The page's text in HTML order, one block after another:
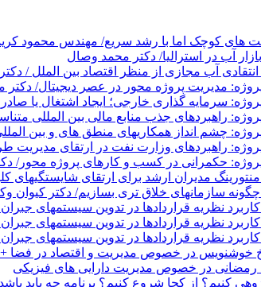
های کوچک اما با رشد سریع/ مهندس محمود
آب در استرالیا/ دکتر محمد وصال
آب مجازی از منظر اقتصاد بین الملل /
مدیریت پروژه محور در عصر دیجیتال/ دکتر
سرمایه گذاری خارجی؛ ایجاد اشتغال یا
راهبردهای جذب منابع مالی بین المللی
چشم انداز همکاریهای منطق های و بین
راهبردهای وزارت نفت در ارتقای مدیریت
حکمرانی در کسب و کارهای پروژه محور/
مدیران ارشد برای ارتقای شایستگیهای
سازمانهای خلاق تری بسازیم/ دکتر کیوان
نظریه قراردادها در تدوین سیستمهای
نظریه قراردادها در تدوین سیستمهای
نظریه قراردادها در تدوین سیستمهای
خوشنویس در خصوص مدیریت و اقتصاد در فضا
در خصوص مدیریت دارایی های فیزیکی
کنیم؟ از کجا شروع کنیم؟ برنامه چه باید